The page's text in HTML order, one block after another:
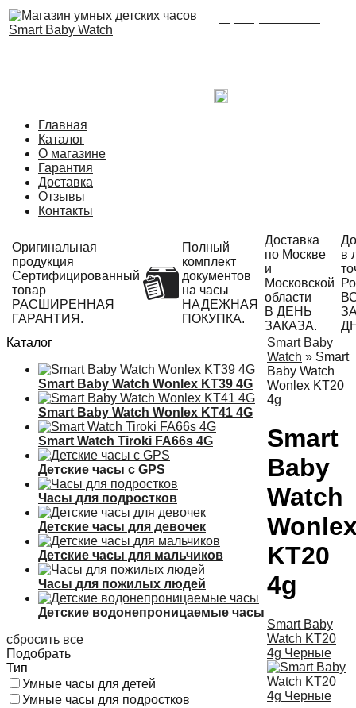
Главная
Каталог
О магазине
Гарантия
Доставка
Отзывы
Контакты
Оригинальная
продукция
Сертифицированный
товар
РАСШИРЕННАЯ
ГАРАНТИЯ.
Полный
комплект
документов
на часы
НАДЕЖНАЯ
ПОКУПКА.
Доставка
по Москве
и
Московской
области
В ДЕНЬ
ЗАКАЗА.
в
Каталог
Smart Baby Watch Wonlex KT39 4G
Smart Baby Watch Wonlex KT41 4G
Smart Watch Tiroki FA66s 4G
Детские часы с GPS
Часы для подростков
Детские часы для девочек
Детские часы для мальчиков
Часы для пожилых людей
Детские водонепроницаемые часы
сбросить все
Подобрать
Тип
Умные часы для детей
Умные часы для подростков
Smart Baby
Watch » Smart
Baby Watch
Wonlex KT20
4g
Smart
Baby
Watch
KT20
4g
Smart Baby
Watch KT20
4g Черные